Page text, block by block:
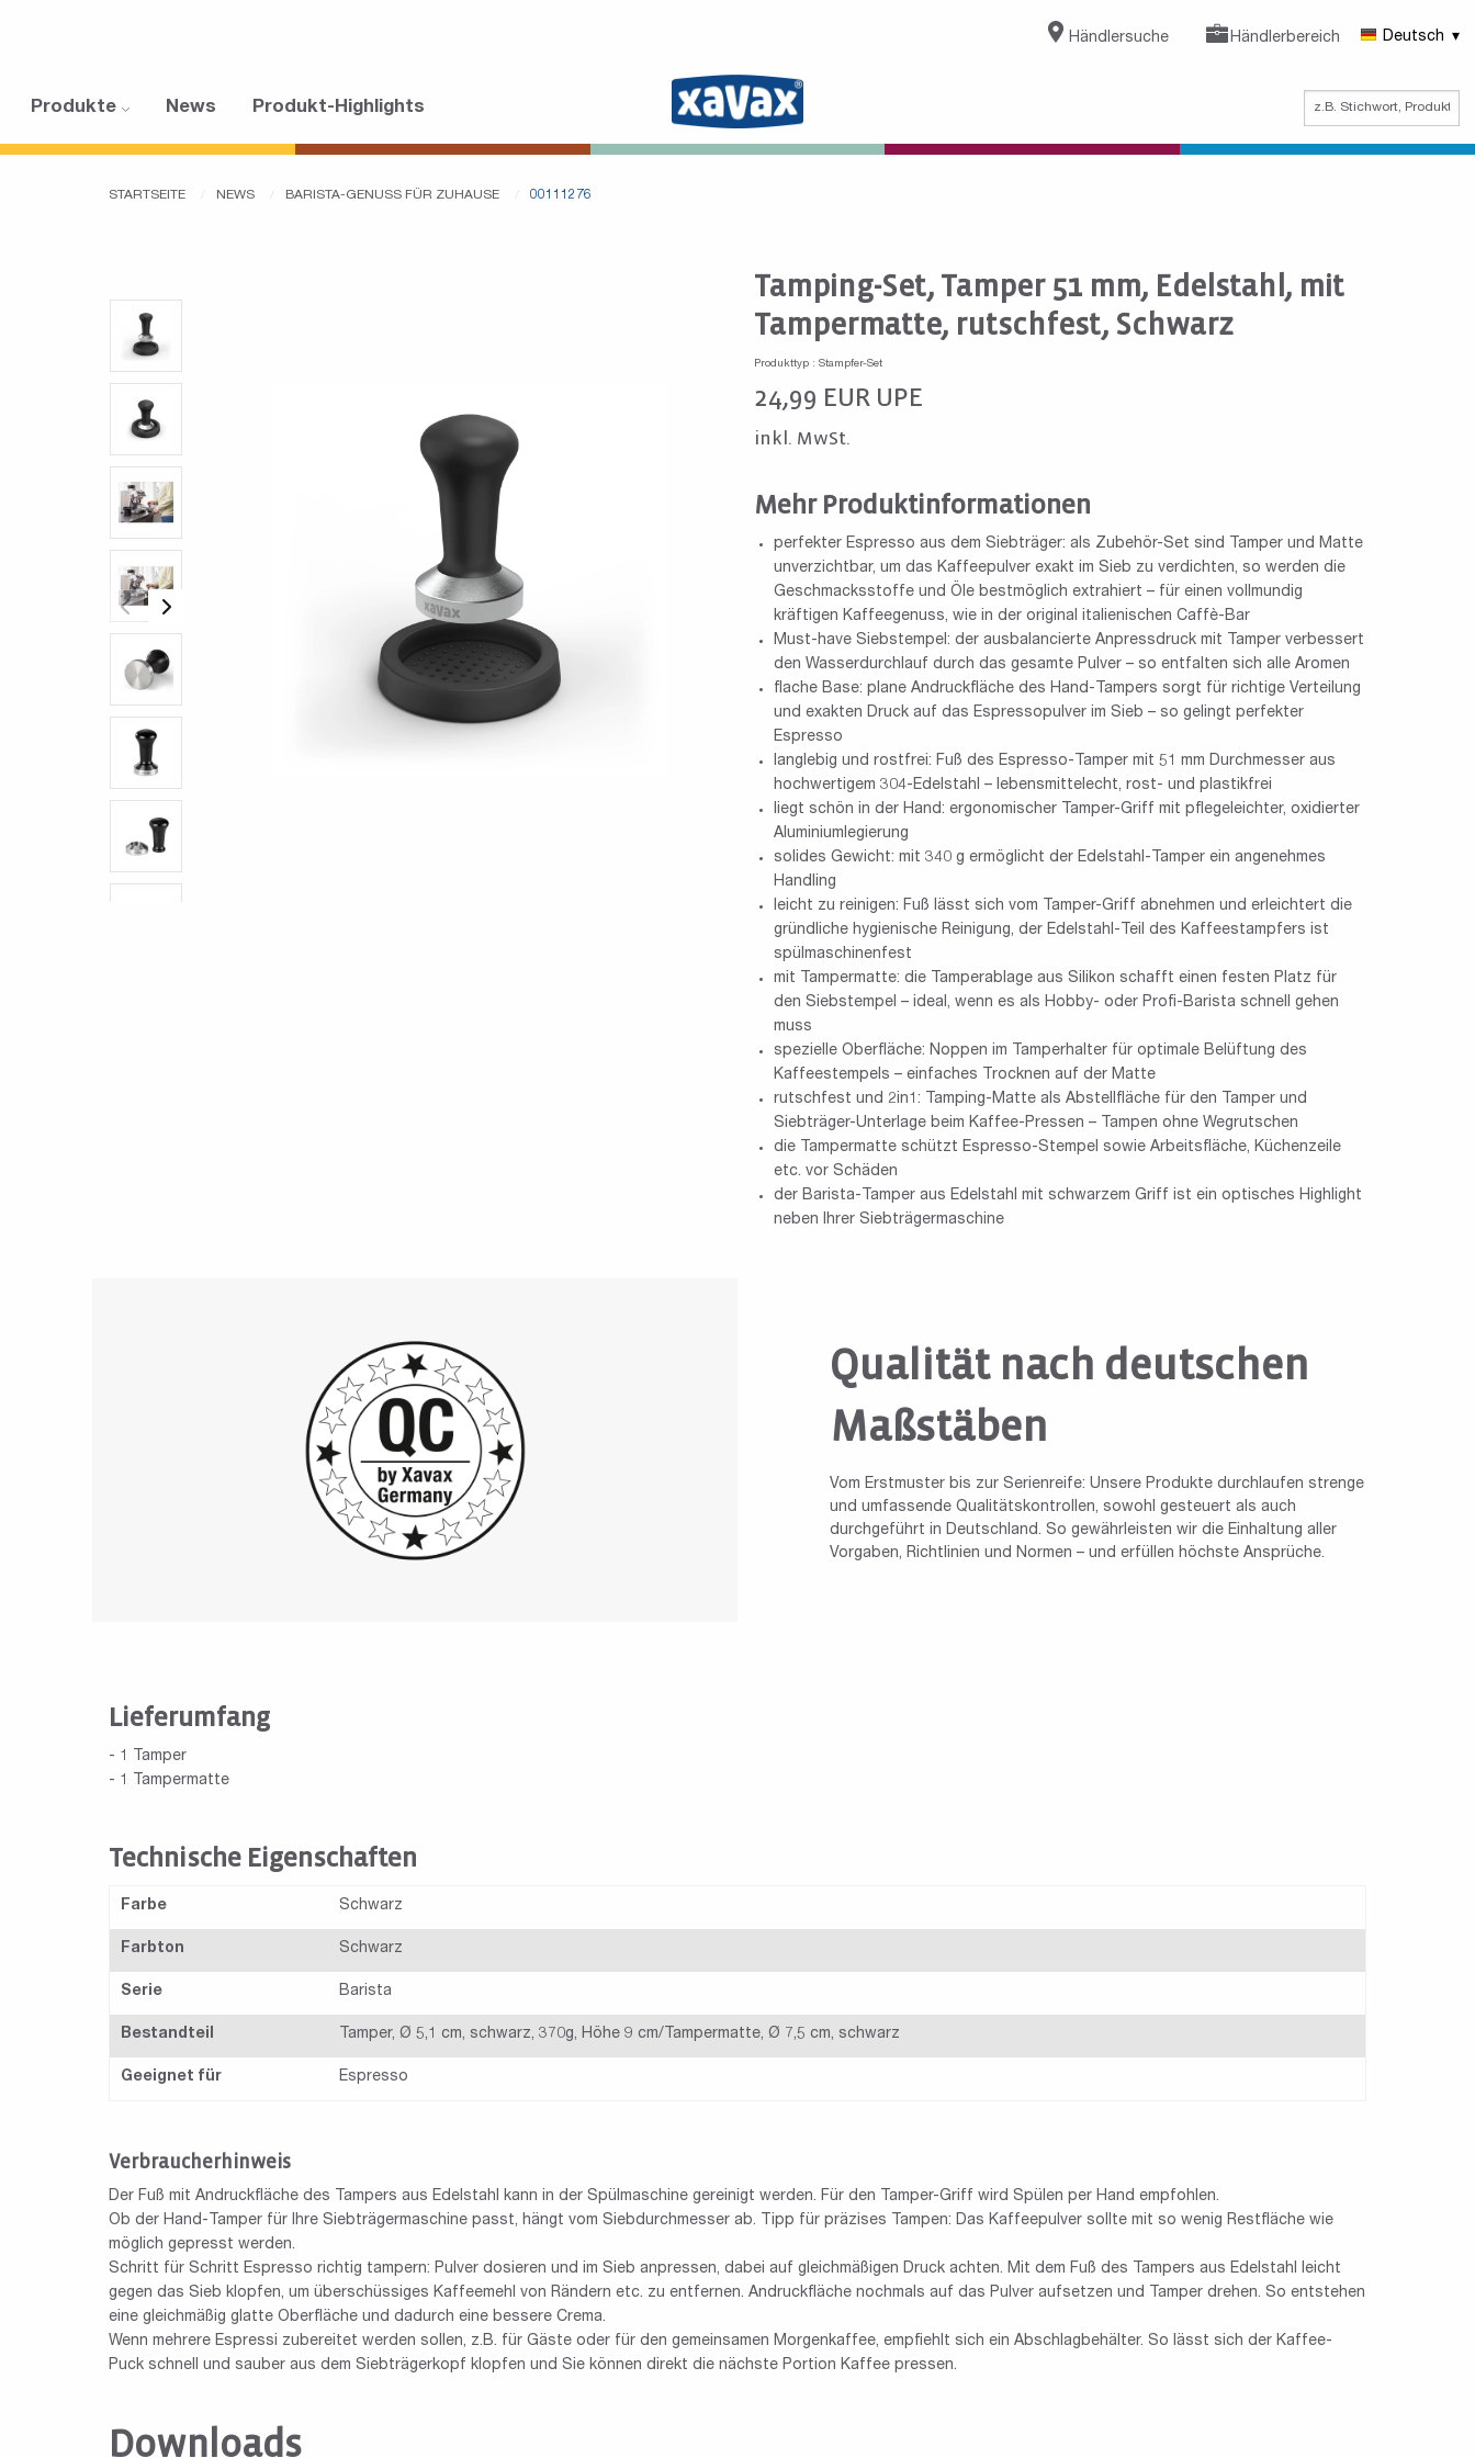
Händlersuche Händlerbereich Deutsch
Produkte News Produkt-Highlights
STARTSEITE NEWS BARISTA-GENUSS FÜR ZUHAUSE 00111276
Tamping-Set, Tamper 51 mm, Edelstahl, mit
Tampermatte, rutschfest, Schwarz
Produkttyp : Stampfer-Set
24,99 EUR UPE
inkl. MwSt.
Mehr Produktinformationen
perfekter Espresso aus dem Siebträger: als Zubehör-Set sind Tamper und Matte
unverzichtbar, um das Kaffeepulver exakt im Sieb zu verdichten, so werden die
Geschmacksstoffe und Öle bestmöglich extrahiert – für einen vollmundig
kräftigen Kaffeegenuss, wie in der original italienischen Caffè-Bar
Must-have Siebstempel: der ausbalancierte Anpressdruck mit Tamper verbessert
den Wasserdurchlauf durch das gesamte Pulver – so entfalten sich alle Aromen
flache Base: plane Andruckfläche des Hand-Tampers sorgt für richtige Verteilung
und exakten Druck auf das Espressopulver im Sieb – so gelingt perfekter
Espresso
langlebig und rostfrei: Fuß des Espresso-Tamper mit 51 mm Durchmesser aus
hochwertigem 304-Edelstahl – lebensmittelecht, rost- und plastikfrei
liegt schön in der Hand: ergonomischer Tamper-Griff mit pflegeleichter, oxidierter
Aluminiumlegierung
solides Gewicht: mit 340 g ermöglicht der Edelstahl-Tamper ein angenehmes
Handling
leicht zu reinigen: Fuß lässt sich vom Tamper-Griff abnehmen und erleichtert die
gründliche hygienische Reinigung, der Edelstahl-Teil des Kaffeestampfers ist
spülmaschinenfest
mit Tampermatte: die Tamperablage aus Silikon schafft einen festen Platz für
den Siebstempel – ideal, wenn es als Hobby- oder Profi-Barista schnell gehen
muss
spezielle Oberfläche: Noppen im Tamperhalter für optimale Belüftung des
Kaffeestempels – einfaches Trocknen auf der Matte
rutschfest und 2in1: Tamping-Matte als Abstellfläche für den Tamper und
Siebträger-Unterlage beim Kaffee-Pressen – Tampen ohne Wegrutschen
die Tampermatte schützt Espresso-Stempel sowie Arbeitsfläche, Küchenzeile
etc. vor Schäden
der Barista-Tamper aus Edelstahl mit schwarzem Griff ist ein optisches Highlight
neben Ihrer Siebträgermaschine
Qualität nach deutschen
Maßstäben
Vom Erstmuster bis zur Serienreife: Unsere Produkte durchlaufen strenge
und umfassende Qualitätskontrollen, sowohl gesteuert als auch
durchgeführt in Deutschland. So gewährleisten wir die Einhaltung aller
Vorgaben, Richtlinien und Normen – und erfüllen höchste Ansprüche.
Lieferumfang
- 1 Tamper
- 1 Tampermatte
Technische Eigenschaften
Farbe Schwarz
Farbton Schwarz
Serie Barista
Bestandteil Tamper, Ø 5,1 cm, schwarz, 370g, Höhe 9 cm/Tampermatte, Ø 7,5 cm, schwarz
Geeignet für Espresso
Verbraucherhinweis
Der Fuß mit Andruckfläche des Tampers aus Edelstahl kann in der Spülmaschine gereinigt werden. Für den Tamper-Griff wird Spülen per Hand empfohlen.
Ob der Hand-Tamper für Ihre Siebträgermaschine passt, hängt vom Siebdurchmesser ab. Tipp für präzises Tampen: Das Kaffeepulver sollte mit so wenig Restfläche wie
möglich gepresst werden.
Schritt für Schritt Espresso richtig tampern: Pulver dosieren und im Sieb anpressen, dabei auf gleichmäßigen Druck achten. Mit dem Fuß des Tampers aus Edelstahl leicht
gegen das Sieb klopfen, um überschüssiges Kaffeemehl von Rändern etc. zu entfernen. Andruckfläche nochmals auf das Pulver aufsetzen und Tamper drehen. So entstehen
eine gleichmäßig glatte Oberfläche und dadurch eine bessere Crema.
Wenn mehrere Espressi zubereitet werden sollen, z.B. für Gäste oder für den gemeinsamen Morgenkaffee, empfiehlt sich ein Abschlagbehälter. So lässt sich der Kaffee-
Puck schnell und sauber aus dem Siebträgerkopf klopfen und Sie können direkt die nächste Portion Kaffee pressen.
Downloads